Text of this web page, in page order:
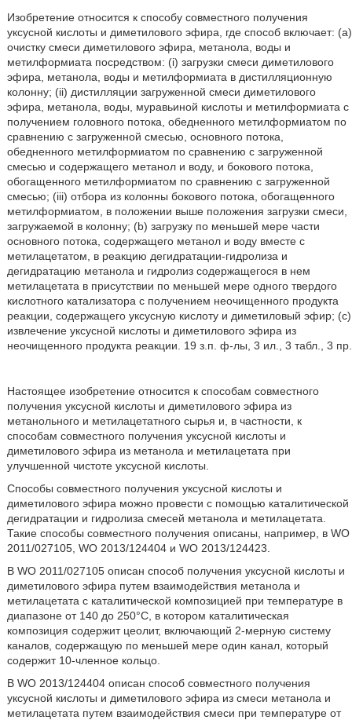
Изобретение относится к способу совместного получения
уксусной кислоты и диметилового эфира, где способ включает: (a)
очистку смеси диметилового эфира, метанола, воды и
метилформиата посредством: (i) загрузки смеси диметилового
эфира, метанола, воды и метилформиата в дистилляционную
колонну; (ii) дистилляции загруженной смеси диметилового
эфира, метанола, воды, муравьиной кислоты и метилформиата с
получением головного потока, обедненного метилформиатом по
сравнению с загруженной смесью, основного потока,
обедненного метилформиатом по сравнению с загруженной
смесью и содержащего метанол и воду, и бокового потока,
обогащенного метилформиатом по сравнению с загруженной
смесью; (iii) отбора из колонны бокового потока, обогащенного
метилформиатом, в положении выше положения загрузки смеси,
загружаемой в колонну; (b) загрузку по меньшей мере части
основного потока, содержащего метанол и воду вместе с
метилацетатом, в реакцию дегидратации-гидролиза и
дегидратацию метанола и гидролиз содержащегося в нем
метилацетата в присутствии по меньшей мере одного твердого
кислотного катализатора с получением неочищенного продукта
реакции, содержащего уксусную кислоту и диметиловый эфир; (c)
извлечение уксусной кислоты и диметилового эфира из
неочищенного продукта реакции. 19 з.п. ф-лы, 3 ил., 3 табл., 3 пр.
Настоящее изобретение относится к способам совместного
получения уксусной кислоты и диметилового эфира из
метанольного и метилацетатного сырья и, в частности, к
способам совместного получения уксусной кислоты и
диметилового эфира из метанола и метилацетата при
улучшенной чистоте уксусной кислоты.
Способы совместного получения уксусной кислоты и
диметилового эфира можно провести с помощью каталитической
дегидратации и гидролиза смесей метанола и метилацетата.
Такие способы совместного получения описаны, например, в WO
2011/027105, WO 2013/124404 и WO 2013/124423.
В WO 2011/027105 описан способ получения уксусной кислоты и
диметилового эфира путем взаимодействия метанола и
метилацетата с каталитической композицией при температуре в
диапазоне от 140 до 250°С, в котором каталитическая
композиция содержит цеолит, включающий 2-мерную систему
каналов, содержащую по меньшей мере один канал, который
содержит 10-членное кольцо.
В WO 2013/124404 описан способ совместного получения
уксусной кислоты и диметилового эфира из смеси метанола и
метилацетата путем взаимодействия смеси при температуре от